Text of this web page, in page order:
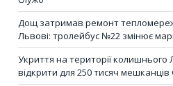
Дощ затримав ремонт
Львові: тролейбус №22 змінює
Укриття на території колишнього
відкрити для 250 тисяч